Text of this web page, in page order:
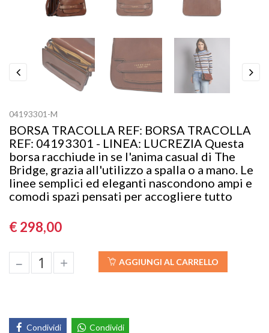
04193301-M
BORSA TRACOLLA REF: BORSA TRACOLLA
REF: 04193301 - LINEA: LUCREZIA Questa
borsa racchiude in se l'anima casual di The
Bridge, grazia all'utilizzo a spalla o a mano. Le
linee semplici ed eleganti nascondono ampi e
comodi spazi pensati per accogliere tutto
€ 298,00
– + AGGIUNGI AL CARRELLO
Condividi Condividi